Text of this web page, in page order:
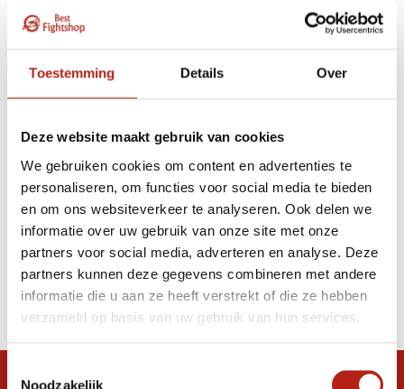
Toestemming Details Over
Deze website maakt gebruik van cookies
We gebruiken cookies om content en advertenties te
personaliseren, om functies voor social media te bieden
en om ons websiteverkeer te analyseren. Ook delen we
informatie over uw gebruik van onze site met onze
partners voor social media, adverteren en analyse. Deze
partners kunnen deze gegevens combineren met andere
informatie die u aan ze heeft verstrekt of die ze hebben
verzameld op basis van uw gebruik van hun services.
Noodzakelijk
Apply filters
Producten getagd met
aikido obi kopen
Producten
Filter
Sorteren op